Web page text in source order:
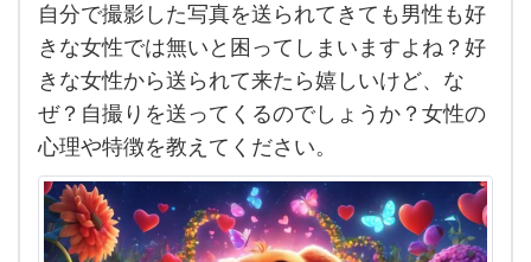
LINE
で自
撮り
送っ
てく
る女
性の
自分で撮影した写真を送られてきても男性も好
きな女性では無いと困ってしまいますよね？好
きな女性から送られて来たら嬉しいけど、な
ぜ？自撮りを送ってくるのでしょうか？女性の
心理や特徴を教えてください。